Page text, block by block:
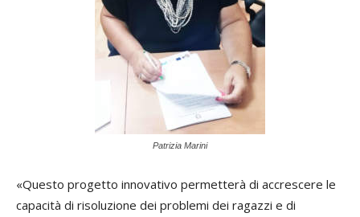
Patrizia Marini
«Questo progetto innovativo permetterà di accrescere le
capacità di risoluzione dei problemi dei ragazzi e di